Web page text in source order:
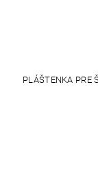
PLÁŠTENKA PRE